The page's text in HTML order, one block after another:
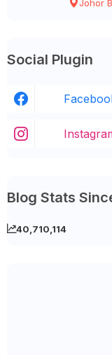
Johor
Social Plugin
Blog Stats
40,710,114